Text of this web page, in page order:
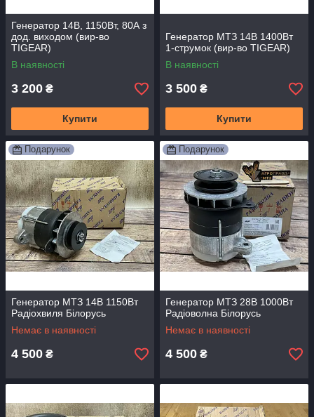
Генератор 14В, 1150Вт, 80А з
дод. виходом (вир-во
TIGEAR)
В наявності
3 200 ₴
Купити
Генератор МТЗ 14В 1400Вт
1-струмок (вир-во TIGEAR)
В наявності
3 500 ₴
Купити
Подарунок
Генератор МТЗ 14В 1150Вт
Радіохвиля Білорусь
Немає в наявності
4 500 ₴
Подарунок
Генератор МТЗ 28В 1000Вт
Радіоволна Білорусь
Немає в наявності
4 500 ₴